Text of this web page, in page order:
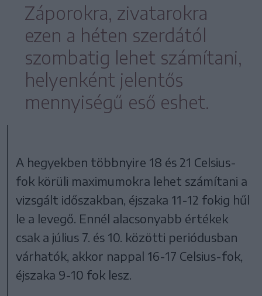
Záporokra, zivatarokra
ezen a héten szerdától
szombatig lehet számítani,
helyenként jelentős
mennyiségű eső eshet.
A hegyekben többnyire 18 és 21 Celsius-
fok körüli maximumokra lehet számítani a
vizsgált időszakban, éjszaka 11-12 fokig hűl
le a levegő. Ennél alacsonyabb értékek
csak a július 7. és 10. közötti periódusban
várhatók, akkor nappal 16-17 Celsius-fok,
éjszaka 9-10 fok lesz.